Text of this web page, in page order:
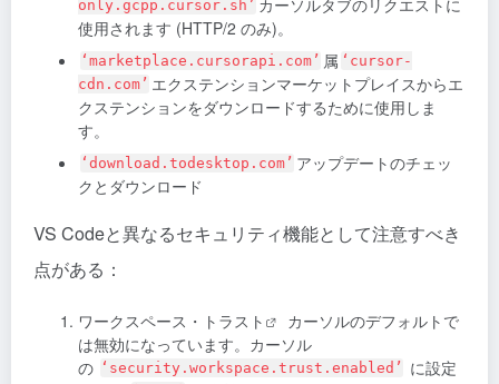
only.gcpp.cursor.sh’
使用されます (HTTP/2 のみ)。
‘marketplace.cursorapi.com’ 属 ‘cursor-
cdn.com’ エクステンションマーケットプレイスからエ
クステンションをダウンロードするために使用しま
す。
‘download.todesktop.com’ アップデートのチェッ
クとダウンロード
VS Codeと異なるセキュリティ機能として注意すべき
点がある：
ワークスペース・トラスト
カーソルのデフォルトで
は無効になっています。カーソル
の ‘security.workspace.trust.enabled’
に設定